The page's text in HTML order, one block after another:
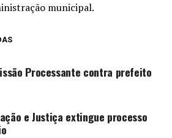
municipal.
Processante contra prefeito
e Justiça extingue processo